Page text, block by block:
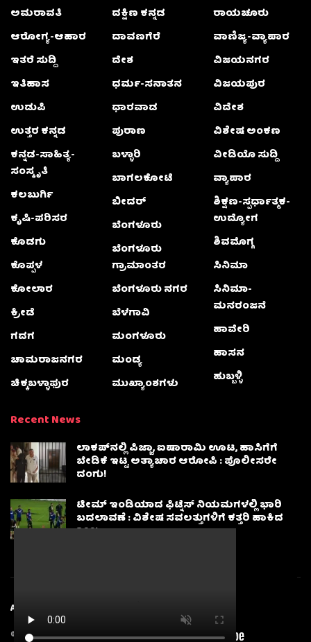
ಅಮರಾವತಿ
ಆರೋಗ್ಯ-ಆಹಾರ
ಇತರೆ ಸುದ್ದಿ
ಇತಿಹಾಸ
ಉಡುಪಿ
ಉತ್ತರ ಕನ್ನಡ
ಕನ್ನಡ-ಸಾಹಿತ್ಯ-
ಸಂಸ್ಕೃತಿ
ಕಲಬುರ್ಗಿ
ಕೃಷಿ-ಪರಿಸರ
ಕೊಡಗು
ಕೊಪ್ಪಳ
ಕೋಲಾರ
ಕ್ರೀಡೆ
ಗದಗ
ಚಾಮರಾಜನಗರ
ಚಿಕ್ಕಬಳ್ಳಾಫುರ
ದಕ್ಷಿಣ ಕನ್ನಡ
ದಾವಣಗೆರೆ
ದೇಶ
ಧರ್ಮ-ಸನಾತನ
ಧಾರವಾಡ
ಪುರಾಣ
ಬಳ್ಳಾರಿ
ಬಾಗಲಕೋಟೆ
ಬೀದರ್
ಬೆಂಗಳೂರು
ಬೆಂಗಳೂರು
ಗ್ರಾಮಾಂತರ
ಬೆಂಗಳೂರು ನಗರ
ಬೆಳಗಾವಿ
ಮಂಗಳೂರು
ಮಂಡ್ಯ
ಮುಖ್ಯಾಂಶಗಳು
ರಾಯಚೂರು
ವಾಣಿಜ್ಯ-ವ್ಯಾಪಾರ
ವಿಜಯನಗರ
ವಿಜಯಪುರ
ವಿದೇಶ
ವಿಶೇಷ ಅಂಕಣ
ವೀಡಿಯೊ ಸುದ್ದಿ
ವ್ಯಾಪಾರ
ಶಿಕ್ಷಣ-ಸ್ಪರ್ಧಾತ್ಮಕ-
ಉದ್ಯೋಗ
ಶಿವಮೊಗ್ಗ
ಸಿನಿಮಾ
ಸಿನಿಮಾ-
ಮನರಂಜನೆ
ಹಾವೇರಿ
ಹಾಸನ
ಹುಬ್ಬಳ್ಳಿ
Recent News
ಲಾಕಪ್‌ನಲ್ಲಿ ಪಿಜ್ಜಾ, ಐಷಾರಾಮಿ ಊಟ, ಹಾಸಿಗೆಗೆ
ಬೇಡಿಕೆ ಇಟ್ಟ ಅತ್ಯಾಚಾರ ಆರೋಪಿ : ಪೊಲೀಸರೇ
ದಂಗು!
ಟೀಮ್ ಇಂಡಿಯಾದ ಫಿಟ್ನೆಸ್ ನಿಯಮಗಳಲ್ಲಿ ಭಾರಿ
ಬದಲಾವಣೆ : ವಿಶೇಷ ಸವಲತ್ತುಗಳಿಗೆ ಕತ್ತರಿ ಹಾಕಿದ
BCCI
About
© 2025Karnatakanewsbeat